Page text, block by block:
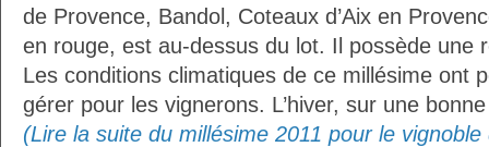
de Provence, Bandol, Coteaux d’Aix en
en rouge, est au-dessus du lot. Il possède une
Les conditions climatiques de ce millésime ont
gérer pour les vignerons. L’hiver, sur une
(Lire la suite du millésime 2011 pour le